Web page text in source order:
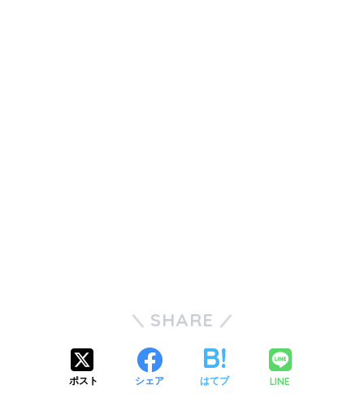
SHARE
ポスト シェア はてブ LINE